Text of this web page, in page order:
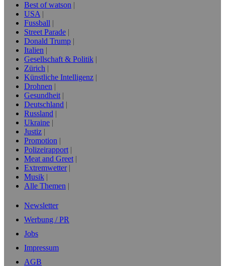
Best of watson
USA
Fussball
Street Parade
Donald Trump
Italien
Gesellschaft & Politik
Zürich
Künstliche Intelligenz
Drohnen
Gesundheit
Deutschland
Russland
Ukraine
Justiz
Promotion
Polizeirapport
Meat and Greet
Extremwetter
Musik
Alle Themen
Newsletter
Werbung / PR
Jobs
Impressum
AGB